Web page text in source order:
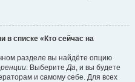
в списке «Кто сейчас на
разделе вы найдёте опцию
. ВыберитеДа, и вы будете
и самому себе. Для всех